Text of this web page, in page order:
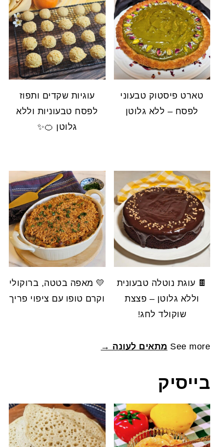
טארט פיסטוק טבעוני
לפסח – ללא גלוטן
עוגיות שקדים ותפוז
לפסח טבעוניות וללא
גלוטן 🍊✨
🍫 עוגת נוטלה טבעונית
וללא גלוטן – פצצת
שוקולד לחג!
💛 מאפה בטטה, ברוקולי
וקרם טופו עם ציפוי פריך
See more מתאים לעונה →
בייסיק